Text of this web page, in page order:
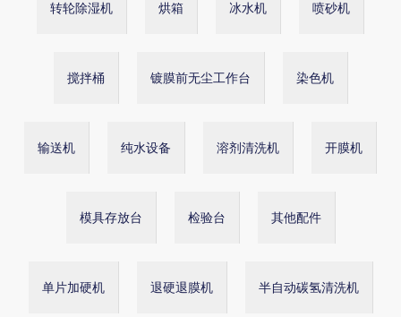
转轮除湿机 烘箱 冰水机 喷砂机
搅拌桶 镀膜前无尘工作台 染色机
输送机 纯水设备 溶剂清洗机 开膜机
模具存放台 检验台 其他配件
单片加硬机 退硬退膜机 半自动碳氢清洗机